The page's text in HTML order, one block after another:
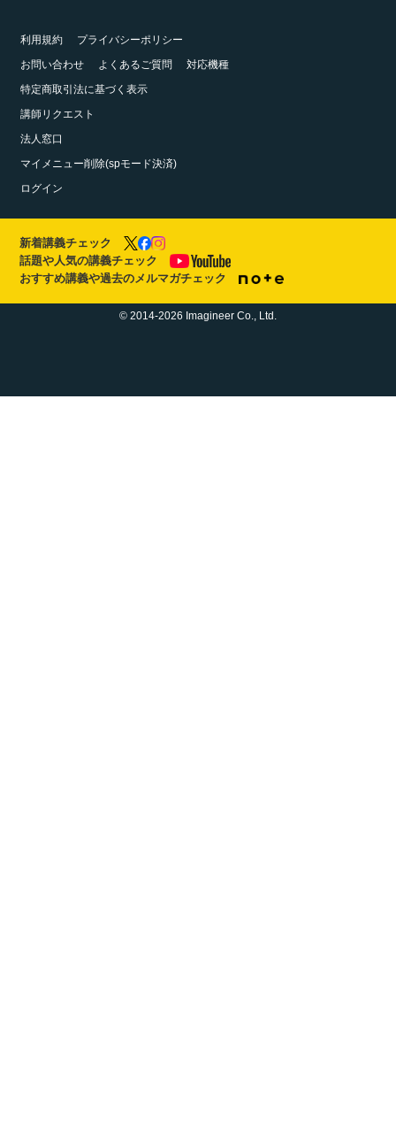
利用規約
プライバシーポリシー
お問い合わせ
よくあるご質問
対応機種
特定商取引法に基づく表示
講師リクエスト
法人窓口
マイメニュー削除(spモード決済)
ログイン
新着講義チェック
話題や人気の講義チェック
おすすめ講義や過去のメルマガチェック
© 2014-2026 Imagineer Co., Ltd.